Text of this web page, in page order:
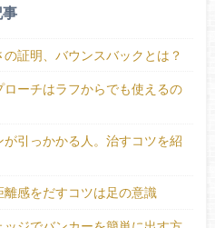
の証明、バウンスバックとは？
ローチはラフからでも使えるの
が引っかかる人。治すコツを紹
離感をだすコツは足の意識